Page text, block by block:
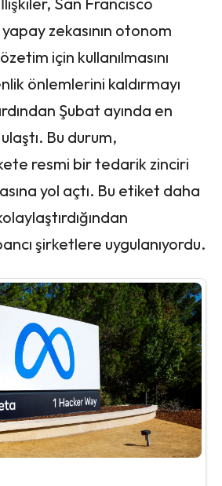
zekasının otonom
için kullanılmasını
önlemlerini kaldırmayı
Şubat ayında en
Bu durum,
resmi bir tedarik zinciri
yol açtı. Bu etiket daha
şirketlere uygulanıyordu.